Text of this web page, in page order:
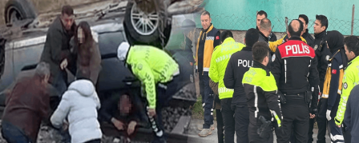
Feci kaza Kütahya'da yaşandı. Polisin dur
ihtarına uymayan alkollü sürücü arabanın
kontrolünü kaybederek takla attı.
Sürücünün ehliyetine al konuldu.